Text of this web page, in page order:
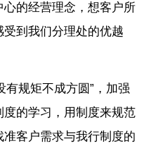
的经营理念，想客户所
到我们分理处的优越
有规矩不成方圆”，加强
的学习，用制度来规范
客户需求与我行制度的